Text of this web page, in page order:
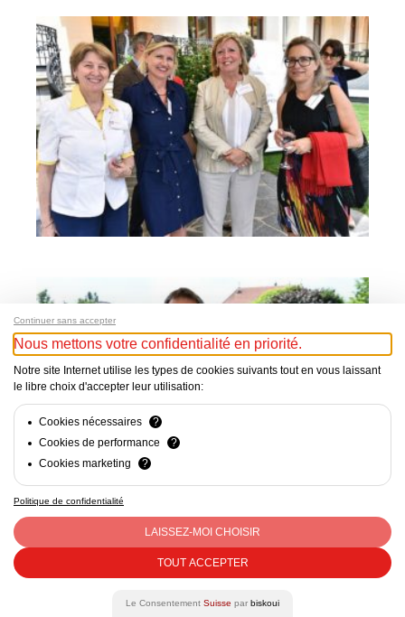
Continuer sans accepter
Nous mettons votre confidentialité en priorité.
Notre site Internet utilise les types de cookies suivants tout en vous laissant
le libre choix d'accepter leur utilisation:
Cookies nécessaires
?
Cookies de performance
?
Cookies marketing
?
Politique de confidentialité
LAISSEZ-MOI CHOISIR
TOUT ACCEPTER
Le Consentement Suisse par biskoui